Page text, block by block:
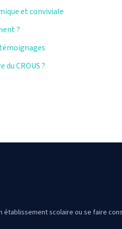
et conviviale
?
CROUS ?
établissement scolaire ou se faire